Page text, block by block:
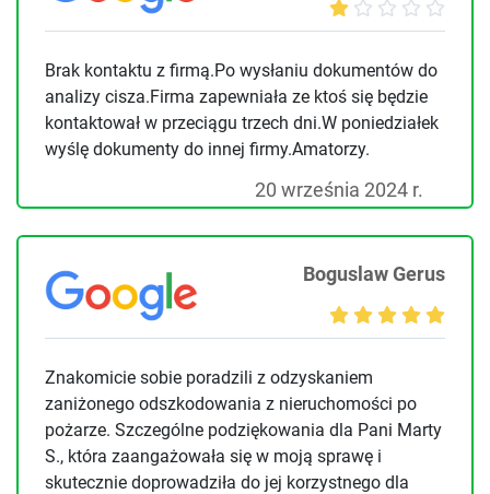
Brak kontaktu z firmą.Po wysłaniu dokumentów do
analizy cisza.Firma zapewniała ze ktoś się będzie
kontaktował w przeciągu trzech dni.W poniedziałek
wyślę dokumenty do innej firmy.Amatorzy.
20 września 2024 r.
Boguslaw Gerus
Znakomicie sobie poradzili z odzyskaniem
zaniżonego odszkodowania z nieruchomości po
pożarze. Szczególne podziękowania dla Pani Marty
S., która zaangażowała się w moją sprawę i
skutecznie doprowadziła do jej korzystnego dla